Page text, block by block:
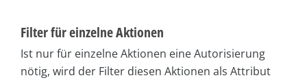
Filter für einzelne Aktionen
Ist nur für einzelne Aktionen eine Autorisierung
nötig, wird der Filter diesen Aktionen als Attribut